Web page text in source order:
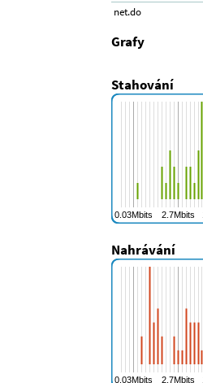
net.do
Grafy
Stahování
Nahrávání